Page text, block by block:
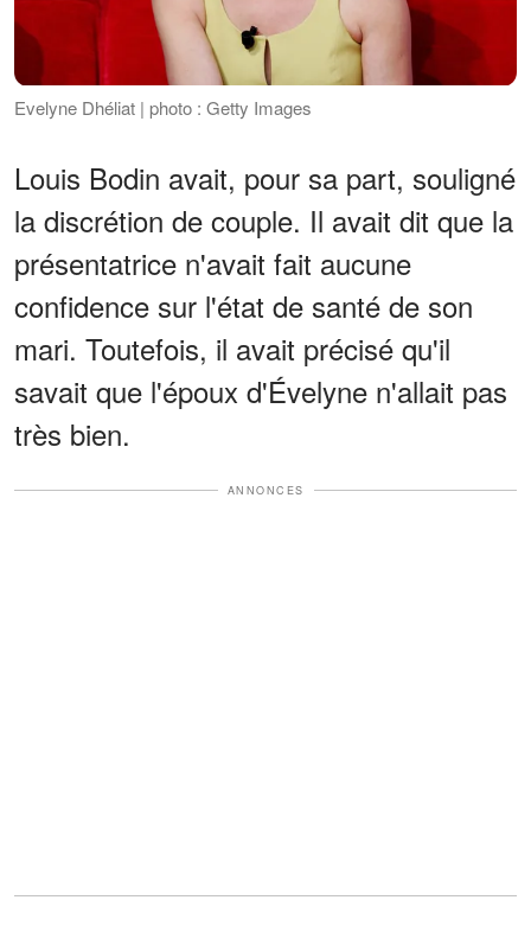
Evelyne Dhéliat | photo : Getty Images
Louis Bodin avait, pour sa part, souligné
la discrétion de couple. Il avait dit que la
présentatrice n'avait fait aucune
confidence sur l'état de santé de son
mari. Toutefois, il avait précisé qu'il
savait que l'époux d'Évelyne n'allait pas
très bien.
ANNONCES